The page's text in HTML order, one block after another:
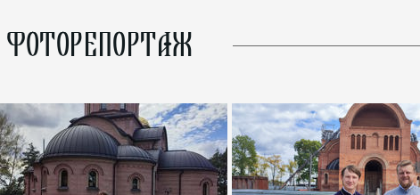
ФОТОРЕПОРТАЖ